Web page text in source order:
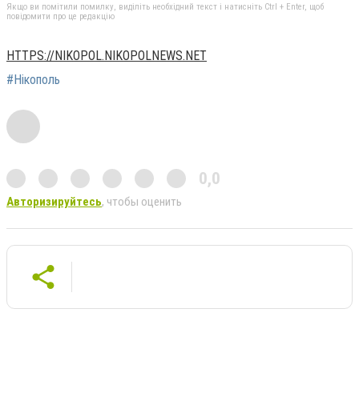
Якщо ви помітили помилку, виділіть необхідний текст і натисніть Ctrl + Enter, щоб
повідомити про це редакцію
HTTPS://NIKOPOL.NIKOPOLNEWS.NET
#Нікополь
0,0
Авторизируйтесь, чтобы оценить